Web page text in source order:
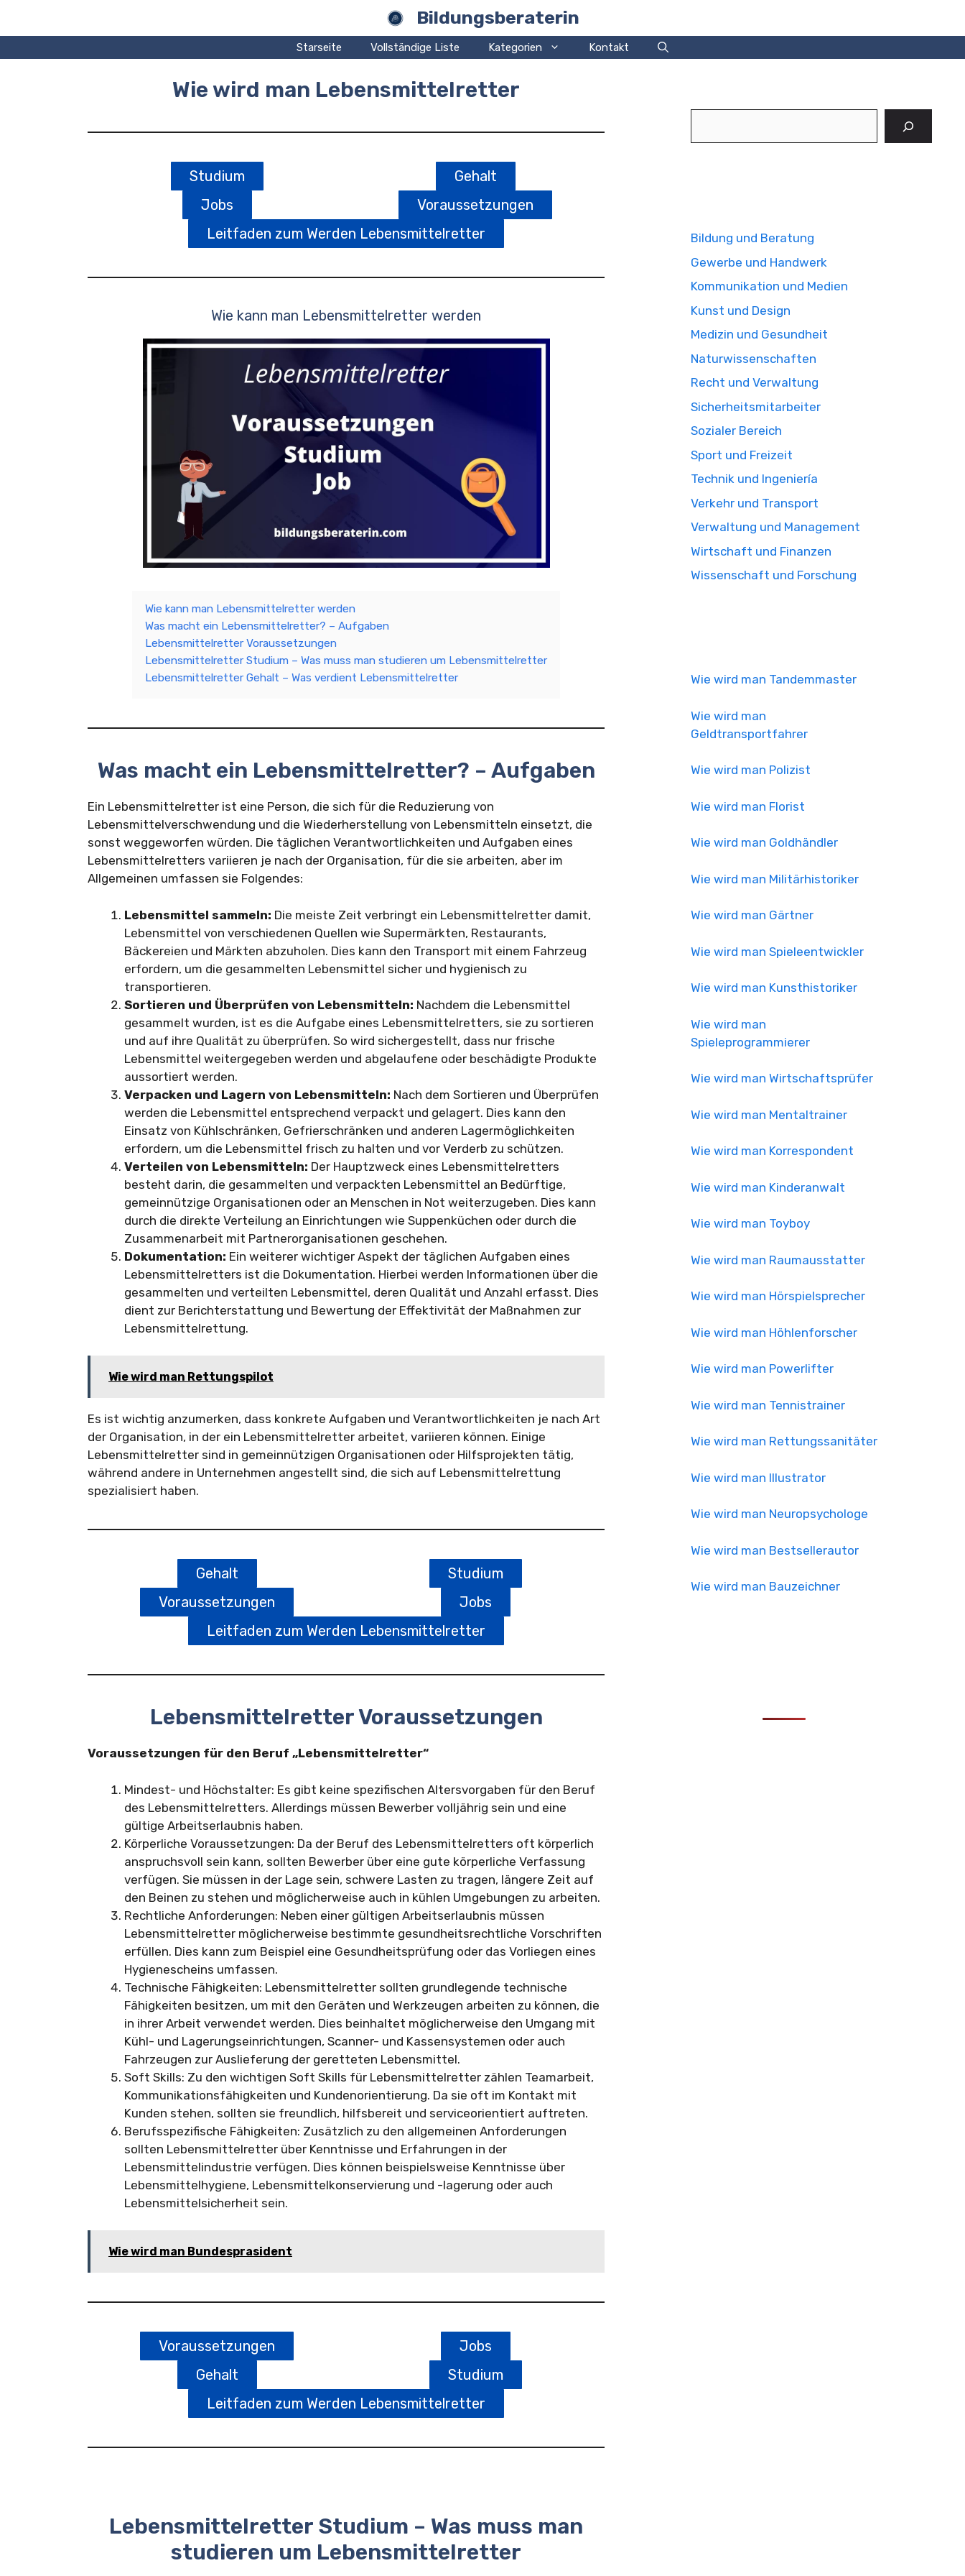
Bildungsberaterin
Starseite Vollständige Liste Kategorien Kontakt
Wie wird man Lebensmittelretter
Studium
Gehalt
Jobs
Voraussetzungen
Leitfaden zum Werden Lebensmittelretter
Wie kann man Lebensmittelretter werden
Wie kann man Lebensmittelretter werden
Was macht ein Lebensmittelretter? – Aufgaben
Lebensmittelretter Voraussetzungen
Lebensmittelretter Studium – Was muss man studieren um Lebensmittelretter
Lebensmittelretter Gehalt – Was verdient Lebensmittelretter
Was macht ein Lebensmittelretter? – Aufgaben
Ein Lebensmittelretter ist eine Person, die sich für die Reduzierung von
Lebensmittelverschwendung und die Wiederherstellung von Lebensmitteln einsetzt, die
sonst weggeworfen würden. Die täglichen Verantwortlichkeiten und Aufgaben eines
Lebensmittelretters variieren je nach der Organisation, für die sie arbeiten, aber im
Allgemeinen umfassen sie Folgendes:
Lebensmittel sammeln: Die meiste Zeit verbringt ein Lebensmittelretter damit,
Lebensmittel von verschiedenen Quellen wie Supermärkten, Restaurants,
Bäckereien und Märkten abzuholen. Dies kann den Transport mit einem Fahrzeug
erfordern, um die gesammelten Lebensmittel sicher und hygienisch zu
transportieren.
Sortieren und Überprüfen von Lebensmitteln: Nachdem die Lebensmittel
gesammelt wurden, ist es die Aufgabe eines Lebensmittelretters, sie zu sortieren
und auf ihre Qualität zu überprüfen. So wird sichergestellt, dass nur frische
Lebensmittel weitergegeben werden und abgelaufene oder beschädigte Produkte
aussortiert werden.
Verpacken und Lagern von Lebensmitteln: Nach dem Sortieren und Überprüfen
werden die Lebensmittel entsprechend verpackt und gelagert. Dies kann den
Einsatz von Kühlschränken, Gefrierschränken und anderen Lagermöglichkeiten
erfordern, um die Lebensmittel frisch zu halten und vor Verderb zu schützen.
Verteilen von Lebensmitteln: Der Hauptzweck eines Lebensmittelretters
besteht darin, die gesammelten und verpackten Lebensmittel an Bedürftige,
gemeinnützige Organisationen oder an Menschen in Not weiterzugeben. Dies kann
durch die direkte Verteilung an Einrichtungen wie Suppenküchen oder durch die
Zusammenarbeit mit Partnerorganisationen geschehen.
Dokumentation: Ein weiterer wichtiger Aspekt der täglichen Aufgaben eines
Lebensmittelretters ist die Dokumentation. Hierbei werden Informationen über die
gesammelten und verteilten Lebensmittel, deren Qualität und Anzahl erfasst. Dies
dient zur Berichterstattung und Bewertung der Effektivität der Maßnahmen zur
Lebensmittelrettung.
Wie wird man Rettungspilot
Es ist wichtig anzumerken, dass konkrete Aufgaben und Verantwortlichkeiten je nach Art
der Organisation, in der ein Lebensmittelretter arbeitet, variieren können. Einige
Lebensmittelretter sind in gemeinnützigen Organisationen oder Hilfsprojekten tätig,
während andere in Unternehmen angestellt sind, die sich auf Lebensmittelrettung
spezialisiert haben.
Gehalt
Studium
Voraussetzungen
Jobs
Leitfaden zum Werden Lebensmittelretter
Lebensmittelretter Voraussetzungen
Voraussetzungen für den Beruf „Lebensmittelretter“
Mindest- und Höchstalter: Es gibt keine spezifischen Altersvorgaben für den Beruf
des Lebensmittelretters. Allerdings müssen Bewerber volljährig sein und eine
gültige Arbeitserlaubnis haben.
Körperliche Voraussetzungen: Da der Beruf des Lebensmittelretters oft körperlich
anspruchsvoll sein kann, sollten Bewerber über eine gute körperliche Verfassung
verfügen. Sie müssen in der Lage sein, schwere Lasten zu tragen, längere Zeit auf
den Beinen zu stehen und möglicherweise auch in kühlen Umgebungen zu arbeiten.
Rechtliche Anforderungen: Neben einer gültigen Arbeitserlaubnis müssen
Lebensmittelretter möglicherweise bestimmte gesundheitsrechtliche Vorschriften
erfüllen. Dies kann zum Beispiel eine Gesundheitsprüfung oder das Vorliegen eines
Hygienescheins umfassen.
Technische Fähigkeiten: Lebensmittelretter sollten grundlegende technische
Fähigkeiten besitzen, um mit den Geräten und Werkzeugen arbeiten zu können, die
in ihrer Arbeit verwendet werden. Dies beinhaltet möglicherweise den Umgang mit
Kühl- und Lagerungseinrichtungen, Scanner- und Kassensystemen oder auch
Fahrzeugen zur Auslieferung der geretteten Lebensmittel.
Soft Skills: Zu den wichtigen Soft Skills für Lebensmittelretter zählen Teamarbeit,
Kommunikationsfähigkeiten und Kundenorientierung. Da sie oft im Kontakt mit
Kunden stehen, sollten sie freundlich, hilfsbereit und serviceorientiert auftreten.
Berufsspezifische Fähigkeiten: Zusätzlich zu den allgemeinen Anforderungen
sollten Lebensmittelretter über Kenntnisse und Erfahrungen in der
Lebensmittelindustrie verfügen. Dies können beispielsweise Kenntnisse über
Lebensmittelhygiene, Lebensmittelkonservierung und -lagerung oder auch
Lebensmittelsicherheit sein.
Wie wird man Bundesprasident
Voraussetzungen
Jobs
Gehalt
Studium
Leitfaden zum Werden Lebensmittelretter
Lebensmittelretter Studium – Was muss man
studieren um Lebensmittelretter
Bildung und Beratung
Gewerbe und Handwerk
Kommunikation und Medien
Kunst und Design
Medizin und Gesundheit
Naturwissenschaften
Recht und Verwaltung
Sicherheitsmitarbeiter
Sozialer Bereich
Sport und Freizeit
Technik und Ingeniería
Verkehr und Transport
Verwaltung und Management
Wirtschaft und Finanzen
Wissenschaft und Forschung
Wie wird man Tandemmaster
Wie wird man
Geldtransportfahrer
Wie wird man Polizist
Wie wird man Florist
Wie wird man Goldhändler
Wie wird man Militärhistoriker
Wie wird man Gärtner
Wie wird man Spieleentwickler
Wie wird man Kunsthistoriker
Wie wird man
Spieleprogrammierer
Wie wird man Wirtschaftsprüfer
Wie wird man Mentaltrainer
Wie wird man Korrespondent
Wie wird man Kinderanwalt
Wie wird man Toyboy
Wie wird man Raumausstatter
Wie wird man Hörspielsprecher
Wie wird man Höhlenforscher
Wie wird man Powerlifter
Wie wird man Tennistrainer
Wie wird man Rettungssanitäter
Wie wird man Illustrator
Wie wird man Neuropsychologe
Wie wird man Bestsellerautor
Wie wird man Bauzeichner